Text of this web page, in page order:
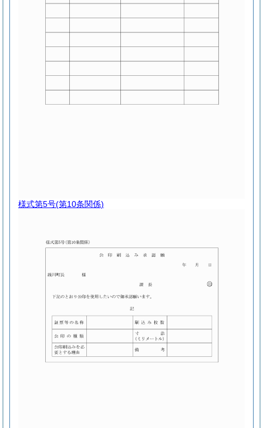
様式第5号(第10条関係)